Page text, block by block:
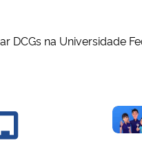
DCGs na Universidade